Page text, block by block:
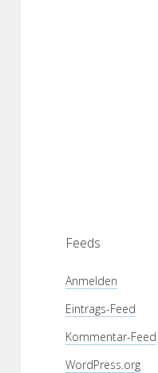
Feeds
Anmelden
Eintrags-Feed
Kommentar-Feed
WordPress.org